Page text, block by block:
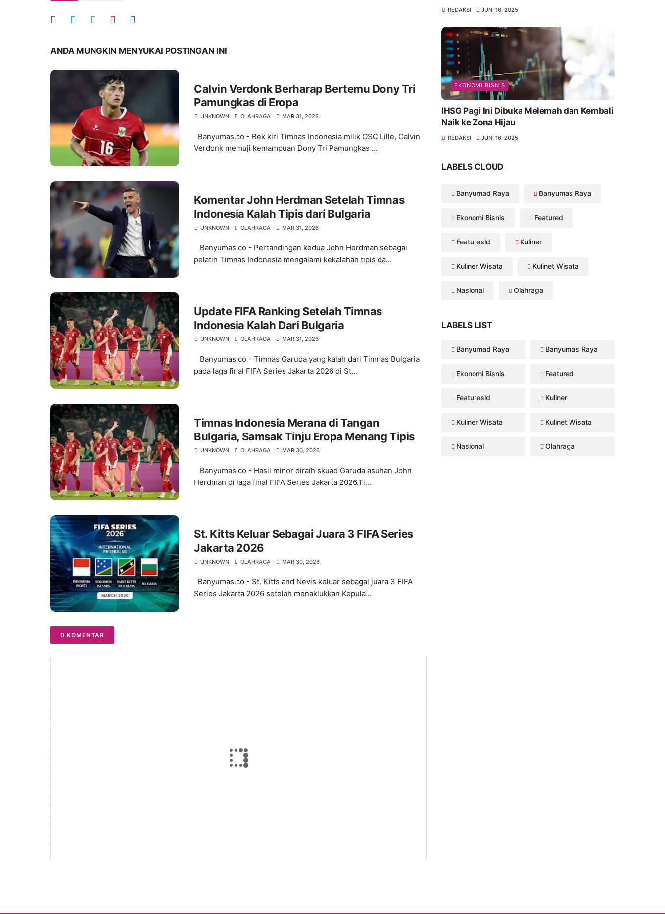
ANDA MUNGKIN MENYUKAI POSTINGAN INI
Calvin Verdonk Berharap Bertemu Dony Tri
Pamungkas di Eropa
UNKNOWN OLAHRAGA MAR 31, 2026
Banyumas.co - Bek kiri Timnas Indonesia milik OSC Lille, Calvin
Verdonk memuji kemampuan Dony Tri Pamungkas ...
Komentar John Herdman Setelah Timnas
Indonesia Kalah Tipis dari Bulgaria
UNKNOWN OLAHRAGA MAR 31, 2026
Banyumas.co - Pertandingan kedua John Herdman sebagai
pelatih Timnas Indonesia mengalami kekalahan tipis da...
Update FIFA Ranking Setelah Timnas
Indonesia Kalah Dari Bulgaria
UNKNOWN OLAHRAGA MAR 31, 2026
Banyumas.co - Timnas Garuda yang kalah dari Timnas Bulgaria
pada laga final FIFA Series Jakarta 2026 di St...
Timnas Indonesia Merana di Tangan
Bulgaria, Samsak Tinju Eropa Menang Tipis
UNKNOWN OLAHRAGA MAR 30, 2026
Banyumas.co - Hasil minor diraih skuad Garuda asuhan John
Herdman di laga final FIFA Series Jakarta 2026.Ti...
St. Kitts Keluar Sebagai Juara 3 FIFA Series
Jakarta 2026
UNKNOWN OLAHRAGA MAR 30, 2026
Banyumas.co - St. Kitts and Nevis keluar sebagai juara 3 FIFA
Series Jakarta 2026 setelah menaklukkan Kepula...
0 KOMENTAR
REDAKSI JUNI 16, 2025
EKONOMI BISNIS
IHSG Pagi Ini Dibuka Melemah dan Kembali
Naik ke Zona Hijau
REDAKSI JUNI 16, 2025
LABELS CLOUD
Banyumad Raya Banyumas Raya
Ekonomi Bisnis Featured
Featuresld Kuliner
Kuliner Wisata Kulinet Wisata
Nasional Olahraga
LABELS LIST
Banyumad Raya Banyumas Raya
Ekonomi Bisnis Featured
Featuresld Kuliner
Kuliner Wisata Kulinet Wisata
Nasional Olahraga